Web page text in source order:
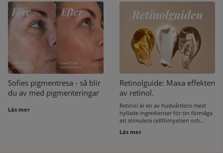
hålla irriterande ämnen borta. Om
denna barriär tappar styrka kan
huden reagera med torrhet, rodnad
och tillstånd som perioral dermatit. I
detta inlägg förklarar vi vad
hudbarriären egentligen är och hur
du med rätt ingredienser och rätt
rutiner kan hjälpa den att hålla sig
stark.
vår Instagram.
Sofies pigmentresa - så blir
du av med pigmenteringar
Läs mer
Retinolguide: Maxa effekten
av retinol.
Retinol är en av hudvårdens mest
hyllade ingredienser för sin förmåga
att stimulera cellförnyelsen och
nyfikna på hur man kan få ut det
Läs mer